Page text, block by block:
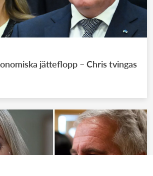
jätteflopp – Chris tvingas